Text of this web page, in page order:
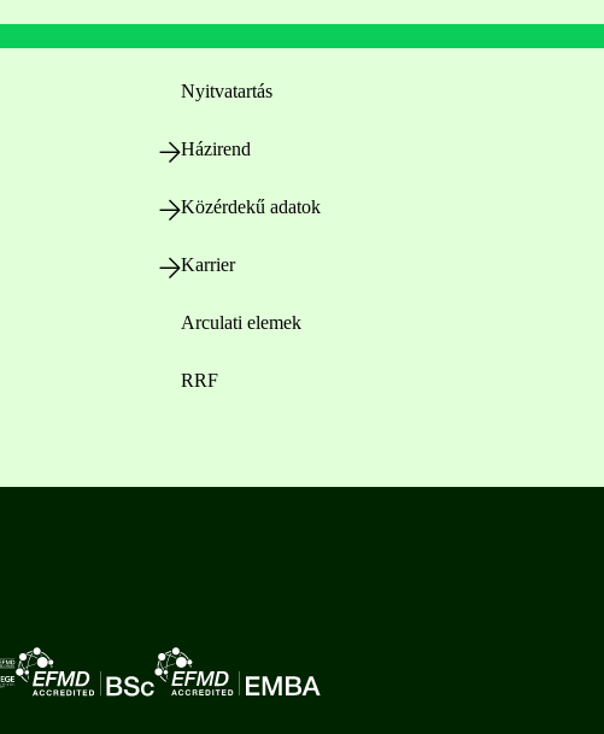
Nyitvatartás
Házirend
Közérdekű adatok
Karrier
Arculati elemek
RRF